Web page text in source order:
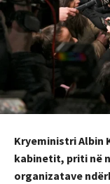
Kryeministri Albin
kabinetit, priti në
organizatave